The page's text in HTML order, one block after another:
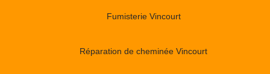
Fumisterie Vincourt
Réparation de cheminée Vincourt